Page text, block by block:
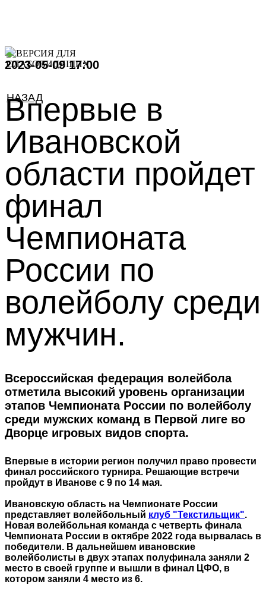
НАЗАД
2023-05-09 17:00
Впервые в
Ивановской
области пройдет
финал
Чемпионата
России по
волейболу среди
мужчин.
Всероссийская федерация волейбола
отметила высокий уровень организации
этапов Чемпионата России по волейболу
среди мужских команд в Первой лиге во
Дворце игровых видов спорта.
Впервые в истории регион получил право провести
финал российского турнира. Решающие встречи
пройдут в Иванове с 9 по 14 мая.
Ивановскую область на Чемпионате России
представляет волейбольный клуб "Текстильщик".
Новая волейбольная команда с четверть финала
Чемпионата России в октябре 2022 года вырвалась в
победители. В дальнейшем ивановские
волейболисты в двух этапах полуфинала заняли 2
место в своей группе и вышли в финал ЦФО, в
котором заняли 4 место из 6.